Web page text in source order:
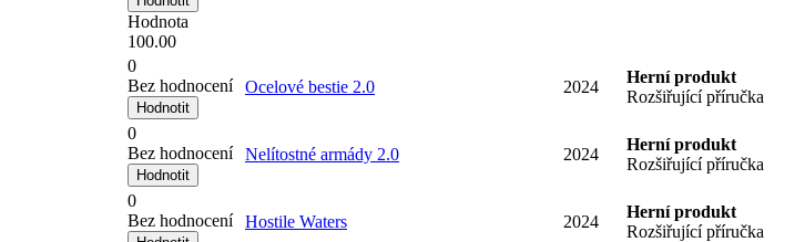
Hodnota
100.00
0
Bez hodnocení
Ocelové bestie 2.0 2024
Herní produkt
Rozšiřující příručka
0
Bez hodnocení
Nelítostné armády 2.0 2024
Herní produkt
Rozšiřující příručka
0
Bez hodnocení
Hostile Waters 2024
Herní produkt
Rozšiřující příručka